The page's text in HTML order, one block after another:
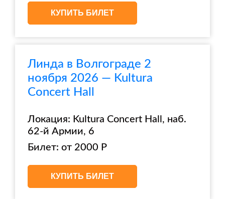
КУПИТЬ БИЛЕТ
Линда в Волгограде 2
ноября 2026 — Kultura
Concert Hall
Локация: Kultura Concert Hall, наб.
62-й Армии, 6
Билет: от 2000 Р
КУПИТЬ БИЛЕТ